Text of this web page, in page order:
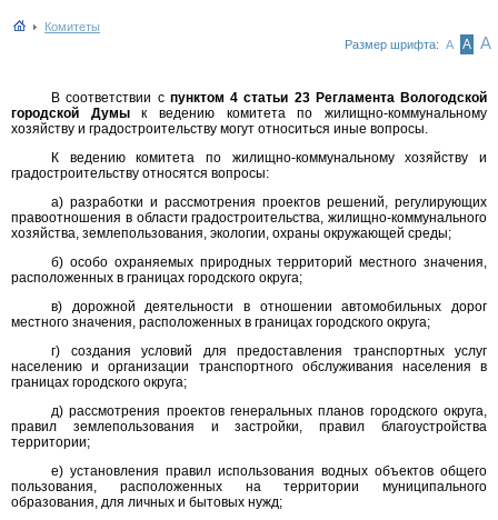
Комитеты
Размер шрифта: А А А
В соответствии с пунктом 4 статьи 23 Регламента Вологодской
городской Думык ведению комитета по жилищно-коммунальному
хозяйству и градостроительству могут относиться иные вопросы.
К ведению комитета по жилищно-коммунальному хозяйству и
градостроительству относятся вопросы:
а) разработки и рассмотрения проектов решений, регулирующих
правоотношения в области градостроительства, жилищно-коммунального
хозяйства, землепользования, экологии, охраны окружающей среды;
б) особо охраняемых природных территорий местного значения,
расположенных в границах городского округа;
в) дорожной деятельности в отношении автомобильных дорог
местного значения, расположенных в границах городского округа;
г) создания условий для предоставления транспортных услуг
населению и организации транспортного обслуживания населения в
границах городского округа;
д) рассмотрения проектов генеральных планов городского округа,
правил землепользования и застройки, правил благоустройства
территории;
е) установления правил использования водных объектов общего
пользования, расположенных на территории муниципального
образования, для личных и бытовых нужд;